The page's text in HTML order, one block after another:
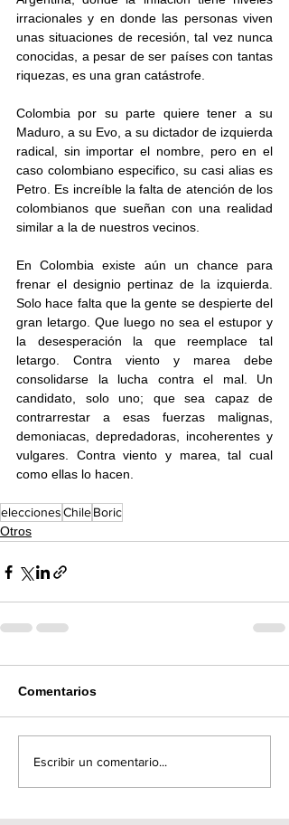
irracionales y en donde las personas viven
unas situaciones de recesión, tal vez nunca
conocidas, a pesar de ser países con tantas
riquezas, es una gran catástrofe.
Colombia por su parte quiere tener a su
Maduro, a su Evo, a su dictador de izquierda
radical, sin importar el nombre, pero en el
caso colombiano especifico, su casi alias es
Petro. Es increíble la falta de atención de los
colombianos que sueñan con una realidad
similar a la de nuestros vecinos.
En Colombia existe aún un chance para
frenar el designio pertinaz de la izquierda.
Solo hace falta que la gente se despierte del
gran letargo. Que luego no sea el estupor y
la desesperación la que reemplace tal
letargo. Contra viento y marea debe
consolidarse la lucha contra el mal. Un
candidato, solo uno; que sea capaz de
contrarrestar a esas fuerzas malignas,
demoniacas, depredadoras, incoherentes y
vulgares. Contra viento y marea, tal cual
como ellas lo hacen.
eleccionesChileBoric
Otros
Comentarios
Escribir un comentario...